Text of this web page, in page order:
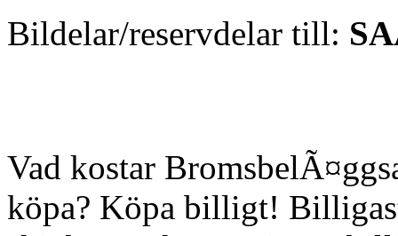
Bildelar/reservdelar till:
Vad kostar
köpa? Köpa billigt!